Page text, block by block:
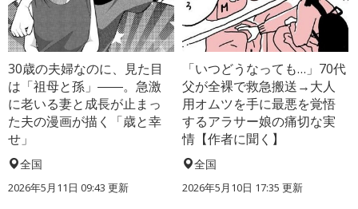
30歳の夫婦なのに、見た目
は「祖母と孫」――。急激
に老いる妻と成長が止まっ
た夫の漫画が描く「歳と幸
せ」
全国
2026年5月11日 09:43 更新
「いつどうなっても…」70代
父が全裸で救急搬送→大人
用オムツを手に最悪を覚悟
するアラサー娘の痛切な実
情【作者に聞く】
全国
2026年5月10日 17:35 更新